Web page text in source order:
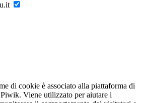
di cookie è associato alla piattaforma di
Viene utilizzato per aiutare i